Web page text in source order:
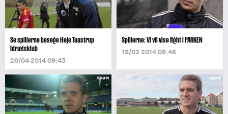
Se spillerne besøge Høje Taastrup
Idrætsklub
20/04 2014 09:43
Spillerne: Vi vil vise fight i PARKEN
19/03 2014 08:46